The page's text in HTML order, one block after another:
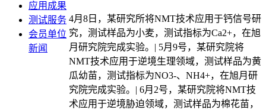
4月8日，某研究所将NMT技术应用于钙信号研
究，测试样品为小麦，测试指标为Ca2+，在旭
月研究院完成实验。| 5月9号，某研究院将
NMT技术应用于逆境生理领域，测试样品为黄
瓜幼苗，测试指标为NO3-、NH4+，在旭月研
究院完成实验。| 6月2号，某研究院将NMT技
术应用于逆境胁迫领域，测试样品为棉花苗，
应用成果
测试服务
会员单位
新闻